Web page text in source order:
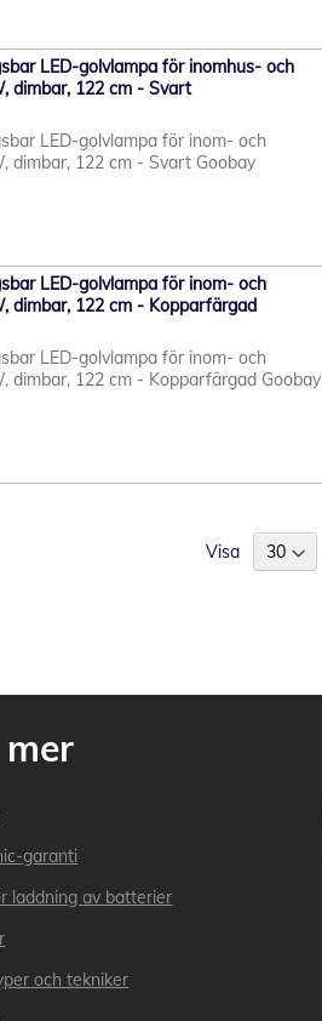
LED-golvlampa för inomhus- och
dimbar, 122 cm - Svart
LED-golvlampa för inom- och
dimbar, 122 cm - Svart Goobay
LED-golvlampa för inom- och
dimbar, 122 cm - Kopparfärgad
LED-golvlampa för inom- och
dimbar, 122 cm - Kopparfärgad Goobay
Visa
garanti
laddning av batterier
och tekniker